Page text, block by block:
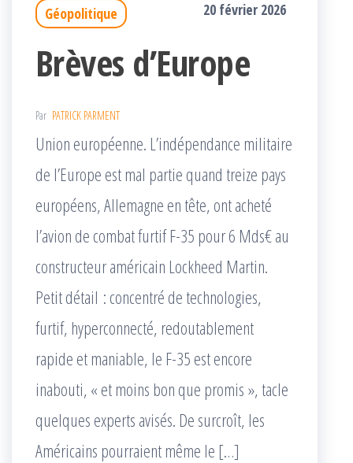
Géopolitique 20 février 2026
Brèves d’Europe
Par PATRICK PARMENT
Union européenne. L’indépendance militaire
de l’Europe est mal partie quand treize pays
européens, Allemagne en tête, ont acheté
l’avion de combat furtif F-35 pour 6 Mds€ au
constructeur américain Lockheed Martin.
Petit détail : concentré de technologies,
furtif, hyperconnecté, redoutablement
rapide et maniable, le F-35 est encore
inabouti, « et moins bon que promis », tacle
quelques experts avisés. De surcroît, les
Américains pourraient même le […]